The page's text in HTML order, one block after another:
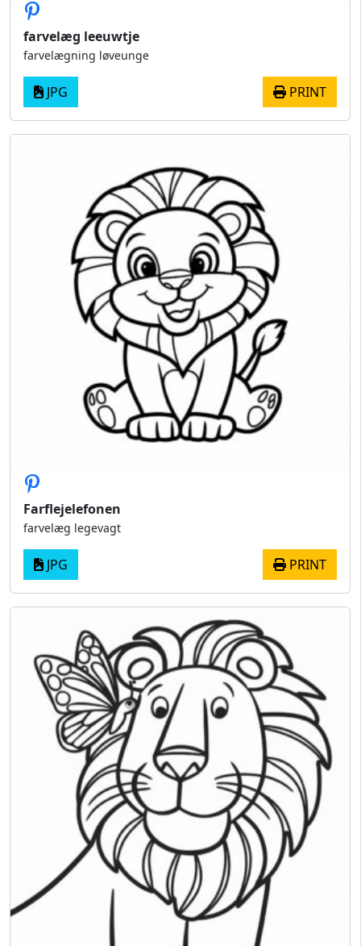
farvelæg leeuwtje
farvelægning løveunge
JPG PRINT
Farflejelefonen
farvelæg legevagt
JPG PRINT